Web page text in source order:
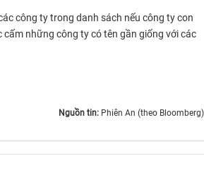
công ty trong danh sách nếu công ty con
những công ty có tên gần giống với các
Nguồn tin: Phiên An (theo Bloomberg)